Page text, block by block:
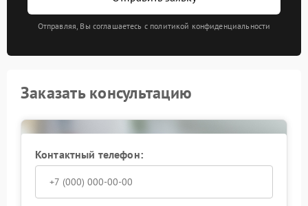
Отправляя, Вы соглашаетесь с политикой конфиденциальности
Заказать консультацию
Контактный телефон: